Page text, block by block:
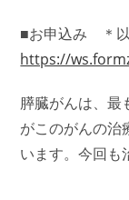
■お申込み ＊以
https://
膵臓がんは、最
がこのがんの治
います。今回も